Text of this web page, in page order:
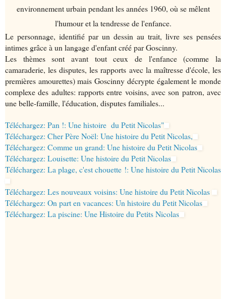
environnement urbain pendant les années 1960, où se mêlent
l'humour et la tendresse de l'enfance.
Le personnage, identifié par un dessin au trait, livre ses pensées
intimes grâce à un langage d'enfant créé par Goscinny.
Les thèmes sont avant tout ceux de l'enfance (comme la
camaraderie, les disputes, les rapports avec la maîtresse d'école, les
premières amourettes) mais Goscinny décrypte également le monde
complexe des adultes: rapports entre voisins, avec son patron, avec
une belle-famille, l'éducation, disputes familiales...
Téléchargez: Pan !: Une histoire du Petit Nicolas"
Téléchargez: Cher Père Noël: Une histoire du Petit Nicolas,
Téléchargez: Comme un grand: Une histoire du Petit Nicolas
Téléchargez: Louisette: Une histoire du Petit Nicolas
Téléchargez: La plage, c'est chouette !: Une histoire du Petit Nicolas
Téléchargez: Les nouveaux voisins: Une histoire du Petit Nicolas
Téléchargez: On part en vacances: Un histoire du Petit Nicolas
Téléchargez: La piscine: Une Histoire du Petits Nicolas